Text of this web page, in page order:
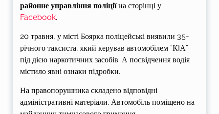
районне управління поліціїна сторінці у
Facebook.
20 травня, у місті Боярка поліцейські виявили 35-
річного таксиста, який керував автомобілем “КIА”
під дією наркотичних засобів. А посвідчення водія
містило явні ознаки підробки.
На правопорушника складено відповідні
адміністративні матеріали. Автомобіль поміщено на